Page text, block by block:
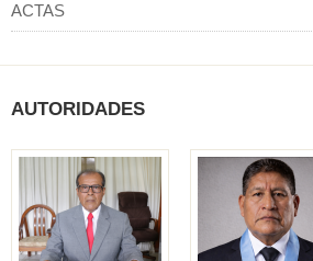
ACTAS
AUTORIDADES